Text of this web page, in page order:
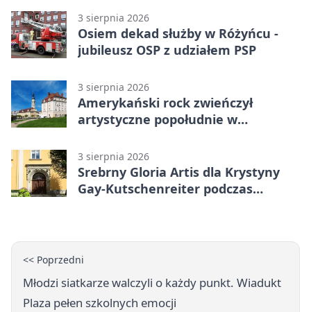
3 sierpnia 2026
Osiem dekad służby w Różyńcu -
jubileusz OSP z udziałem PSP
3 sierpnia 2026
Amerykański rock zwieńczył
artystyczne popołudnie w
3 sierpnia 2026
Srebrny Gloria Artis dla Krystyny
Gay-Kutschenreiter podczas
<< Poprzedni
Młodzi siatkarze walczyli o każdy punkt. Wiadukt
Plaza pełen szkolnych emocji